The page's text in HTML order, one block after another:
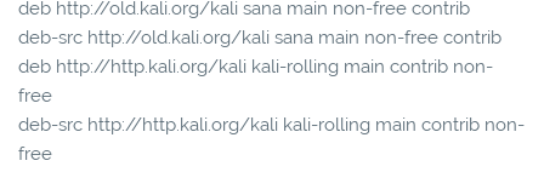
deb http://old.kali.org/kali sana main non-free contrib
deb-src http://old.kali.org/kali sana main non-free contrib
deb http://http.kali.org/kali kali-rolling main contrib non-
free
deb-src http://http.kali.org/kali kali-rolling main contrib non-
free